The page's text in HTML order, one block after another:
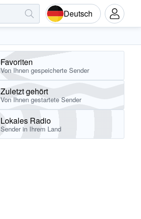
Deutsch
Favoriten
Von Ihnen gespeicherte Sender
Zuletzt gehört
Von Ihnen gestartete Sender
Lokales Radio
Sender in Ihrem Land